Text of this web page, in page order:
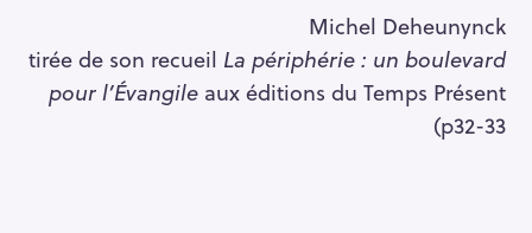
Michel Deheunynck
tirée de son recueil La périphérie : un boulevard
pour l’Évangile aux éditions du Temps Présent
(p32-33